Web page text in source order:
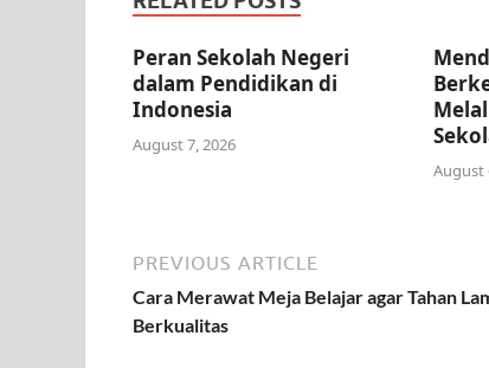
Peran Sekolah Negeri
dalam Pendidikan di
Indonesia
August 7, 2026
August
PREVIOUS ARTICLE
Cara Merawat Meja Belajar agar Tahan
Berkualitas